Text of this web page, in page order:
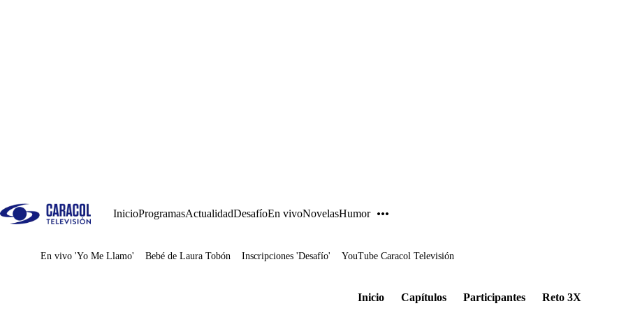
InicioProgramasActualidadDesafíoEn vivoNovelasHumor
Juegos
En vivo 'Yo Me Llamo' Bebé de Laura Tobón Inscripciones 'Desafío' YouTube Caracol Televisión
Inicio Capítulos Participantes Reto 3X